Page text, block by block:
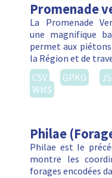
Promenade
La Promenade
une magnifique
permet aux
la Région et de
CSV
GPKG
WMS
Philae
Philae est le
montre les
forages encodées